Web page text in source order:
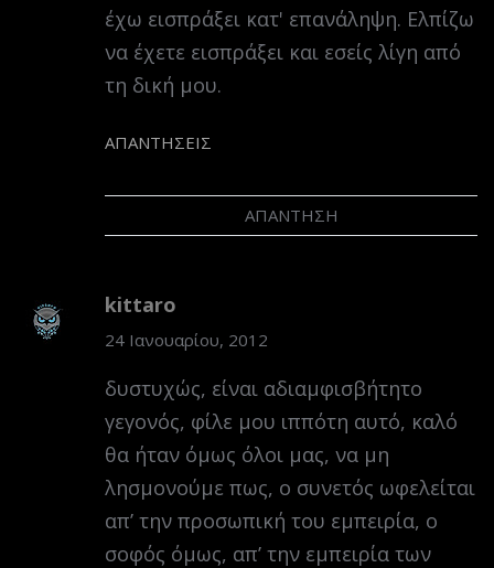
έχω εισπράξει κατ' επανάληψη. Ελπίζω
να έχετε εισπράξει και εσείς λίγη από
τη δική μου.
ΑΠΑΝΤΉΣΕΙΣ
ΑΠΆΝΤΗΣΗ
kittaro
24 Ιανουαρίου, 2012
δυστυχώς, είναι αδιαμφισβήτητο
γεγονός, φίλε μου ιππότη αυτό, καλό
θα ήταν όμως όλοι μας, να μη
λησμονούμε πως, ο συνετός ωφελείται
απ’ την προσωπική του εμπειρία, ο
σοφός όμως, απ’ την εμπειρία των